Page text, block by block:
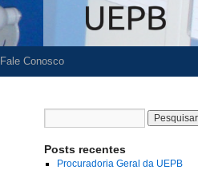
Fale Conosco
Posts recentes
Procuradoria Geral da UEPB